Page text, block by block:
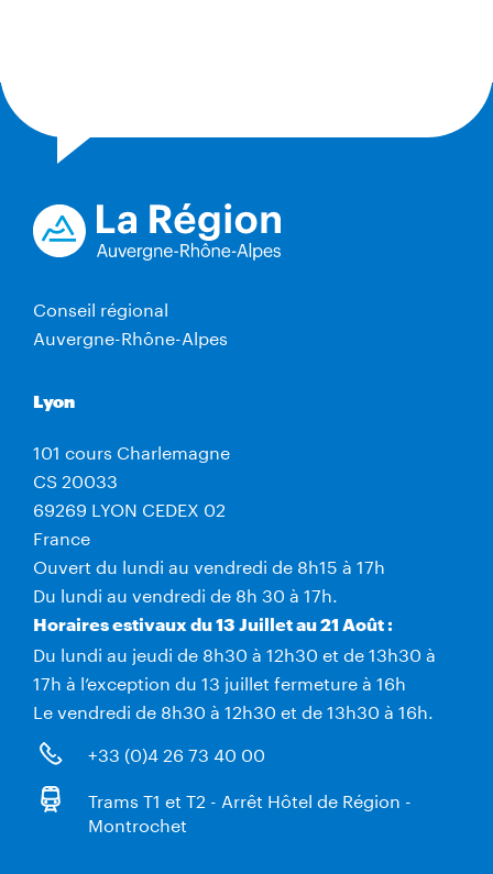
Conseil régional
Auvergne-Rhône-Alpes
Lyon
101 cours Charlemagne
CS 20033
69269 LYON CEDEX 02
France
Ouvert du lundi au vendredi de 8h15 à 17h
Du lundi au vendredi de 8h 30 à 17h.
Horaires estivaux du 13 Juillet au 21 Août :
Du lundi au jeudi de 8h30 à 12h30 et de 13h30 à
17h à l’exception du 13 juillet fermeture à 16h
Le vendredi de 8h30 à 12h30 et de 13h30 à 16h.
+33 (0)4 26 73 40 00
Trams T1 et T2 - Arrêt Hôtel de Région -
Montrochet